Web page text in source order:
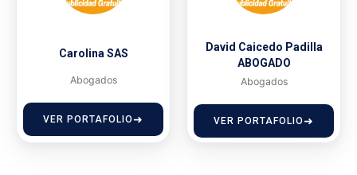
Carolina SAS
Abogados
VER PORTAFOLIO
David Caicedo Padilla
ABOGADO
Abogados
VER PORTAFOLIO